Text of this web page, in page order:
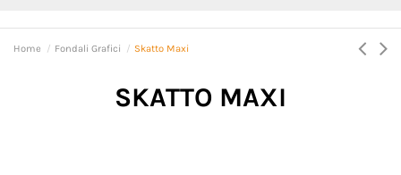
Home Fondali Grafici Skatto Maxi
SKATTO MAXI